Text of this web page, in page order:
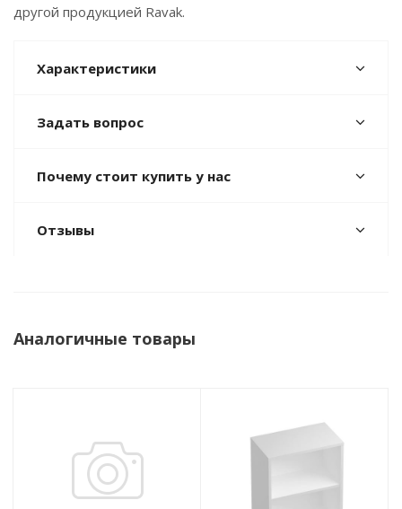
другой продукцией Ravak.
Характеристики
Задать вопрос
Почему стоит купить у нас
Отзывы
Аналогичные товары